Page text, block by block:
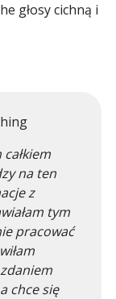
głosy cichną i
na ten
z
tym
pracować
chce się